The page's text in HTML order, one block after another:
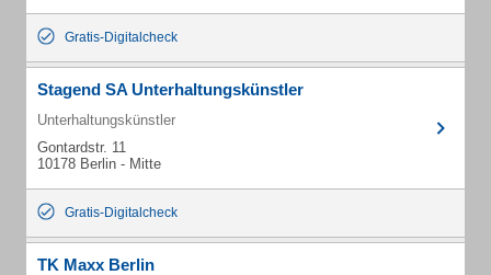
Gratis-Digitalcheck
Stagend SA Unterhaltungskünstler
Unterhaltungskünstler
Gontardstr. 11
10178 Berlin - Mitte
Gratis-Digitalcheck
TK Maxx Berlin